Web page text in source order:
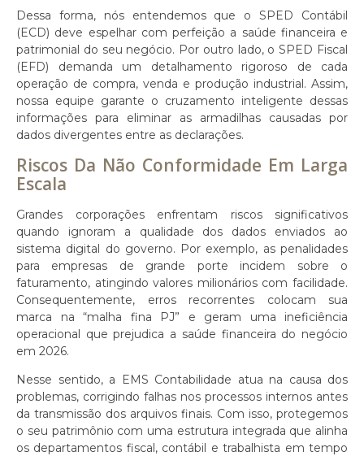
Dessa forma, nós entendemos que o SPED Contábil
(ECD) deve espelhar com perfeição a saúde financeira e
patrimonial do seu negócio. Por outro lado, o SPED Fiscal
(EFD) demanda um detalhamento rigoroso de cada
operação de compra, venda e produção industrial. Assim,
nossa equipe garante o cruzamento inteligente dessas
informações para eliminar as armadilhas causadas por
dados divergentes entre as declarações.
Riscos Da Não Conformidade Em Larga
Escala
Grandes corporações enfrentam riscos significativos
quando ignoram a qualidade dos dados enviados ao
sistema digital do governo. Por exemplo, as penalidades
para empresas de grande porte incidem sobre o
faturamento, atingindo valores milionários com facilidade.
Consequentemente, erros recorrentes colocam sua
marca na “malha fina PJ” e geram uma ineficiência
operacional que prejudica a saúde financeira do negócio
em 2026.
Nesse sentido, a EMS Contabilidade atua na causa dos
problemas, corrigindo falhas nos processos internos antes
da transmissão dos arquivos finais. Com isso, protegemos
o seu patrimônio com uma estrutura integrada que alinha
os departamentos fiscal, contábil e trabalhista em tempo